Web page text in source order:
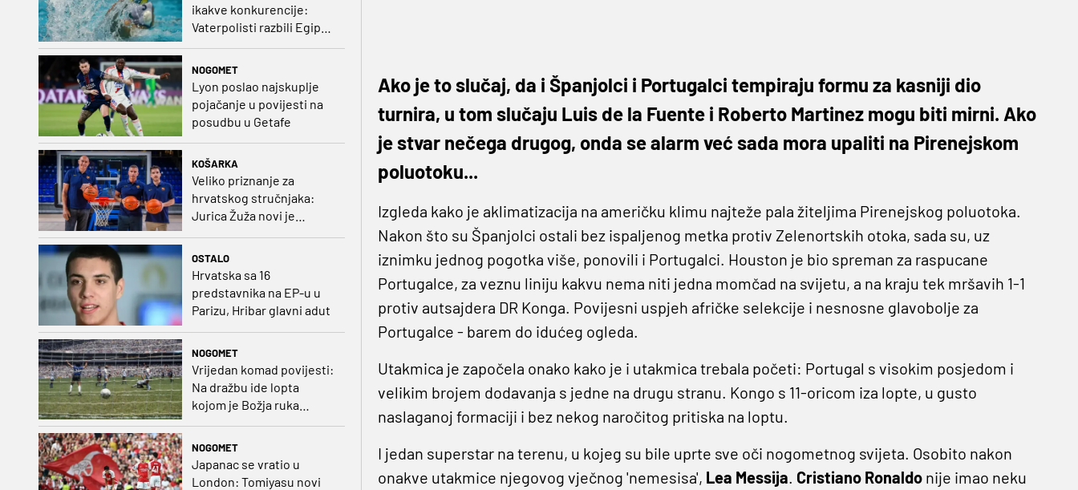
ikakve konkurencije:
Vaterpolisti razbili Egipat
za polufinale SP-a!
NOGOMET
Lyon poslao najskuplje
pojačanje u povijesti na
posudbu u Getafe
KOŠARKA
Veliko priznanje za
hrvatskog stručnjaka:
Jurica Žuža novi je
OSTALO
Hrvatska sa 16
predstavnika na EP-u u
Parizu, Hribar glavni adut
NOGOMET
Vrijedan komad povijesti:
Na dražbu ide lopta
kojom je Božja ruka
postigla gol
NOGOMET
Japanac se vratio u
London: Tomiyasu novi
Ako je to slučaj, da i Španjolci i Portugalci tempiraju formu za kasniji dio
turnira, u tom slučaju Luis de la Fuente i Roberto Martinez mogu biti mirni. Ako
je stvar nečega drugog, onda se alarm već sada mora upaliti na Pirenejskom
poluotoku...
Izgleda kako je aklimatizacija na američku klimu najteže pala žiteljima Pirenejskog poluotoka.
Nakon što su Španjolci ostali bez ispaljenog metka protiv Zelenortskih otoka, sada su, uz
iznimku jednog pogotka više, ponovili i Portugalci. Houston je bio spreman za raspucane
Portugalce, za veznu liniju kakvu nema niti jedna momčad na svijetu, a na kraju tek mršavih 1-1
protiv autsajdera DR Konga. Povijesni uspjeh afričke selekcije i nesnosne glavobolje za
Portugalce - barem do idućeg ogleda.
Utakmica je započela onako kako je i utakmica trebala početi: Portugal s visokim posjedom i
velikim brojem dodavanja s jedne na drugu stranu. Kongo s 11-oricom iza lopte, u gusto
naslaganoj formaciji i bez nekog naročitog pritiska na loptu.
I jedan superstar na terenu, u kojeg su bile uprte sve oči nogometnog svijeta. Osobito nakon
onakve utakmice njegovog vječnog 'nemesisa', Lea Messija Cristiano Ronaldo nije imao neku